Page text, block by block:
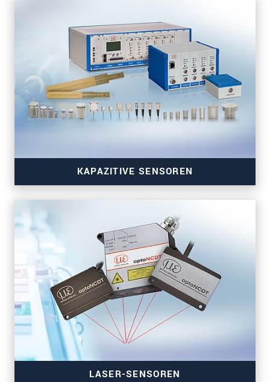
KAPAZITIVE SENSOREN
LASER-SENSOREN